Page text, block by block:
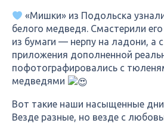
«Мишки» из Подольска
белого медведя. Смастерили
из бумаги — нерпу на ладони, а
приложения дополненной
пофотографировались с
медведями
Вот такие наши насыщенные
Везде разные, но везде с